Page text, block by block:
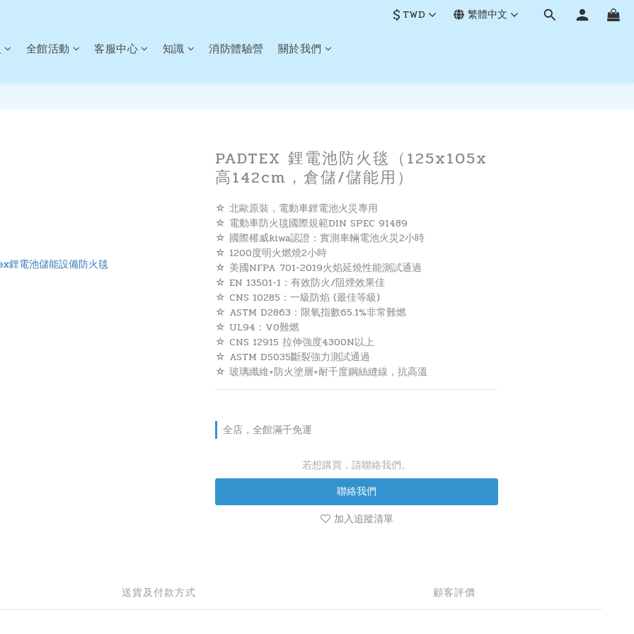
$ TWD 繁體中文
全館活動 客服中心 知識 消防體驗營 關於我們
PADTEX 鋰電池防火毯（125x105x
高142cm，倉儲/儲能用）
☆ 北歐原裝，電動車鋰電池火災專用
☆ 電動車防火毯國際規範DIN SPEC 91489
☆ 國際權威kiwa認證：實測車輛電池火災2小時
☆ 1200度明火燃燒2小時
☆ 美國NFPA 701-2019火焰延燒性能測試通過
☆ EN 13501-1：有效防火∕阻煙效果佳
☆ CNS 10285：一級防焰 (最佳等級)
☆ ASTM D2863：限氧指數65.1%非常難燃
☆ UL94：V0難燃
☆ CNS 12915 拉伸強度4300N以上
☆ ASTM D5035斷裂強力測試通過
☆ 玻璃纖維+防火塗層+耐千度鋼絲縫線，抗高溫
全店，全館滿千免運
若想購買，請聯絡我們。
聯絡我們
加入追蹤清單
送貨及付款方式 顧客評價